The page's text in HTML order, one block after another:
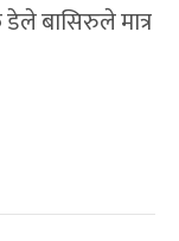
बासिरुले मात्र